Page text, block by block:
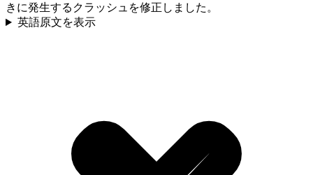
きに発生するクラッシュを修正しました。
英語原文を表示